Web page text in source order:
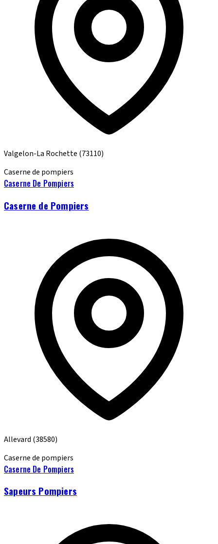
Valgelon-La Rochette (73110)
Caserne de pompiers
Caserne De Pompiers
Caserne de Pompiers
Allevard (38580)
Caserne de pompiers
Caserne De Pompiers
Sapeurs Pompiers